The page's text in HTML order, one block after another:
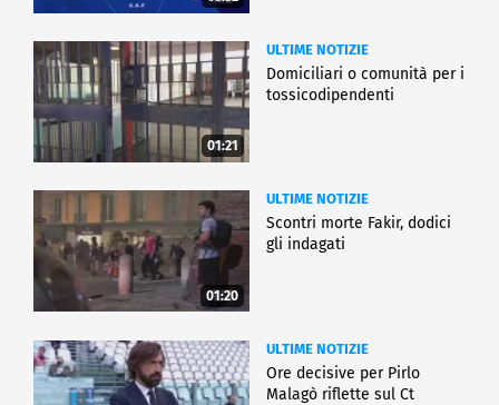
01:21
ULTIME NOTIZIE
Domiciliari o comunità per i
tossicodipendenti
01:20
ULTIME NOTIZIE
Scontri morte Fakir, dodici
gli indagati
ULTIME NOTIZIE
Ore decisive per Pirlo
Malagò riflette sul Ct